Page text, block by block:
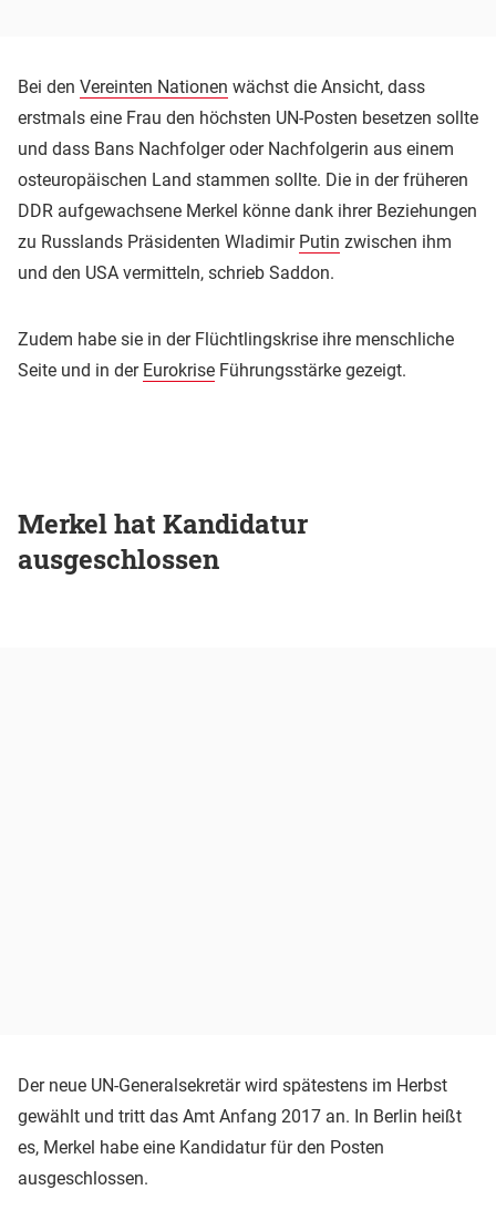
Bei den Vereinten Nationen wächst die Ansicht, dass
erstmals eine Frau den höchsten UN-Posten besetzen sollte
und dass Bans Nachfolger oder Nachfolgerin aus einem
osteuropäischen Land stammen sollte. Die in der früheren
DDR aufgewachsene Merkel könne dank ihrer Beziehungen
zu Russlands Präsidenten Wladimir Putin zwischen ihm
und den USA vermitteln, schrieb Saddon.
Zudem habe sie in der Flüchtlingskrise ihre menschliche
Seite und in der Eurokrise Führungsstärke gezeigt.
Merkel hat Kandidatur
ausgeschlossen
Der neue UN-Generalsekretär wird spätestens im Herbst
gewählt und tritt das Amt Anfang 2017 an. In Berlin heißt
es, Merkel habe eine Kandidatur für den Posten
ausgeschlossen.